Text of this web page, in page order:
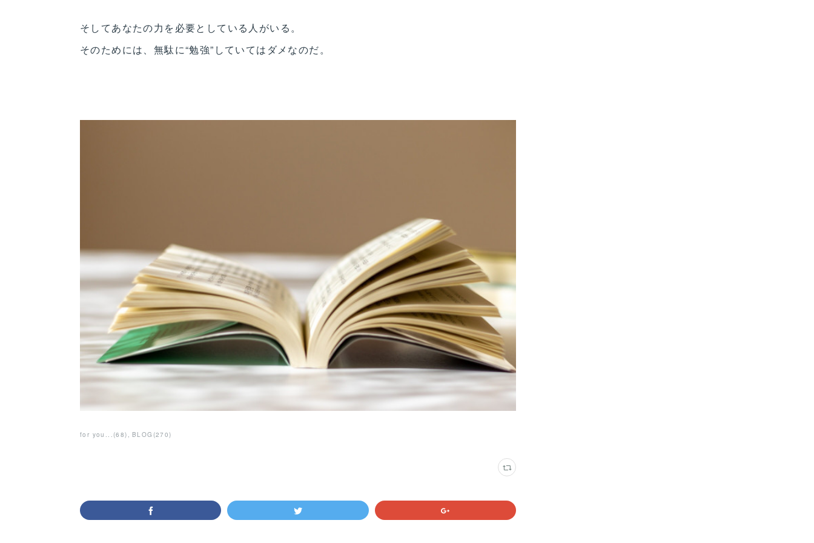
そしてあなたの力を必要としている人がいる。
そのためには、無駄に“勉強”していてはダメなのだ。
for you... (68) BLOG (270)